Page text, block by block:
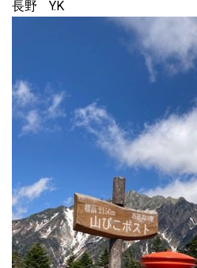
長野 Y.K